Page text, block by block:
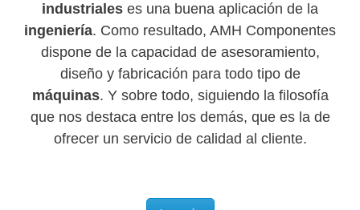
industriales es una buena aplicación de la
ingeniería. Como resultado, AMH Componentes
dispone de la capacidad de asesoramiento,
diseño y fabricación para todo tipo de
máquinas. Y sobre todo, siguiendo la filosofía
que nos destaca entre los demás, que es la de
ofrecer un servicio de calidad al cliente.